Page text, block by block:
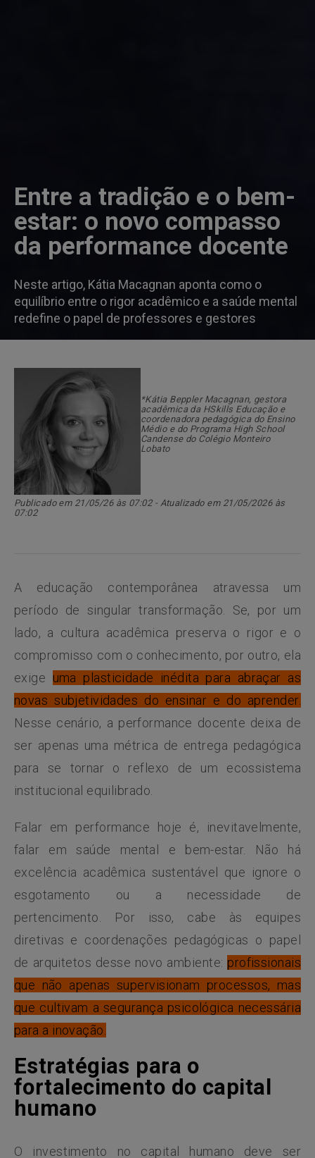
Entre a tradição e o bem-
estar: o novo compasso
da performance docente
Neste artigo, Kátia Macagnan aponta como o
equilíbrio entre o rigor acadêmico e a saúde mental
redefine o papel de professores e gestores
*Kátia Beppler Macagnan, gestora
acadêmica da HSkills Educação e
coordenadora pedagógica do Ensino
Médio e do Programa High School
Candense do Colégio Monteiro
Lobato
Publicado em 21/05/26 às 07:02 - Atualizado em 21/05/2026 às
07:02
A educação contemporânea atravessa um
período de singular transformação. Se, por um
lado, a cultura acadêmica preserva o rigor e o
compromisso com o conhecimento, por outro, ela
exige uma plasticidade inédita para abraçar as
novas subjetividades do ensinar e do aprender.
Nesse cenário, a performance docente deixa de
ser apenas uma métrica de entrega pedagógica
para se tornar o reflexo de um ecossistema
institucional equilibrado.
Falar em performance hoje é, inevitavelmente,
falar em saúde mental e bem-estar. Não há
excelência acadêmica sustentável que ignore o
esgotamento ou a necessidade de
pertencimento. Por isso, cabe às equipes
diretivas e coordenações pedagógicas o papel
de arquitetos desse novo ambiente: profissionais
que não apenas supervisionam processos, mas
que cultivam a segurança psicológica necessária
para a inovação.
Estratégias para o
fortalecimento do capital
humano
O investimento no capital humano deve ser